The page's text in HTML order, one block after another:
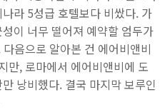
라 5성급 호텔보다 비쌌다. 가
이 너무 떨어져 예약할 엄두가
음으로 알아본 건 에어비앤비
만, 로마에서 에어비앤비에 도
낭비했다. 결국 마지막 보루인